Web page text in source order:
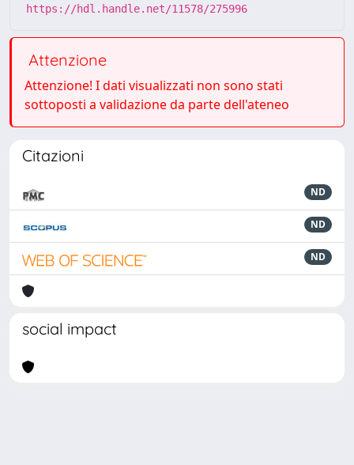
https://hdl.handle.net/11578/275996
Attenzione
Attenzione! I dati visualizzati non sono stati
sottoposti a validazione da parte dell'ateneo
Citazioni
ND
ND
ND
social impact